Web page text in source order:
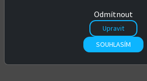
Omlouváme se, ale požadovaná
Zpět na úvodní
Odmítnout
Upravit
SOUHLASÍM